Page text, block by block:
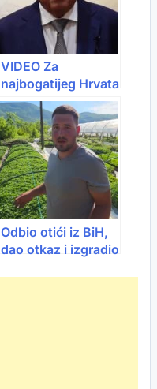
VIDEO Za
najbogatijeg Hrvata
na svijetu nije čuo
skoro niko
Odbio otići iz BiH,
dao otkaz i izgradio